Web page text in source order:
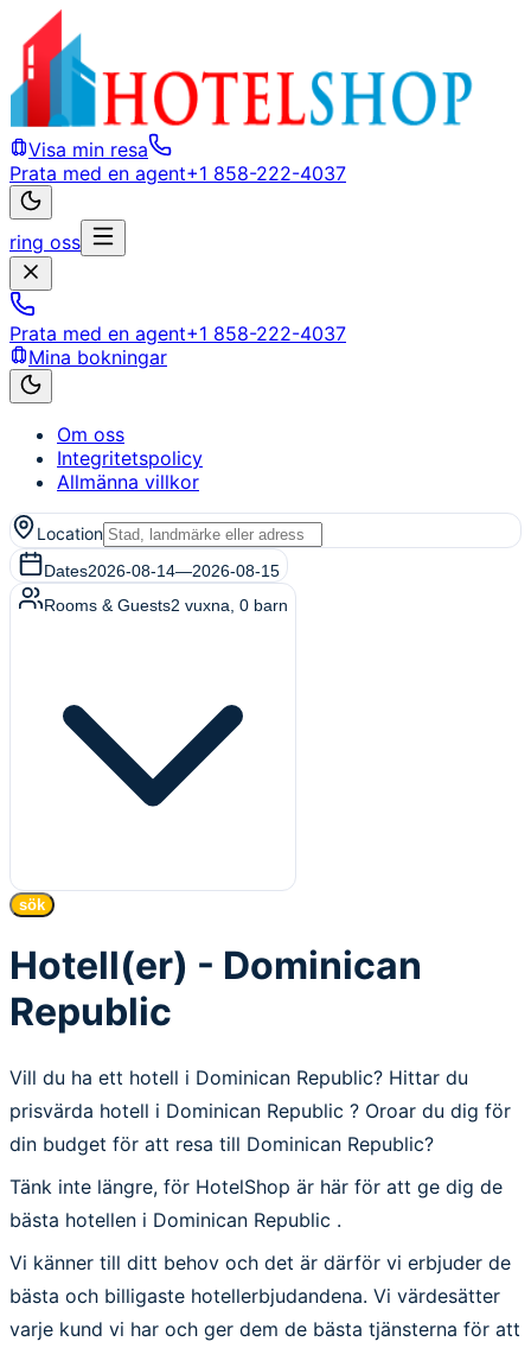
Visa min resa
Prata med en agent+1 858-222-4037
ring oss
Prata med en agent+1 858-222-4037
Mina bokningar
Om oss
Integritetspolicy
Allmänna villkor
Location
Dates2026-08-14—2026-08-15
Rooms & Guests2 vuxna 0 barn
sök
Hotell(er) - Dominican
Republic
Vill du ha ett hotell i Dominican Republic? Hittar du
prisvärda hotell i Dominican Republic ? Oroar du dig för
din budget för att resa till Dominican Republic?
Tänk inte längre, för HotelShop är här för att ge dig de
bästa hotellen i Dominican Republic .
Vi känner till ditt behov och det är därför vi erbjuder de
bästa och billigaste hotellerbjudandena. Vi värdesätter
varje kund vi har och ger dem de bästa tjänsterna för att